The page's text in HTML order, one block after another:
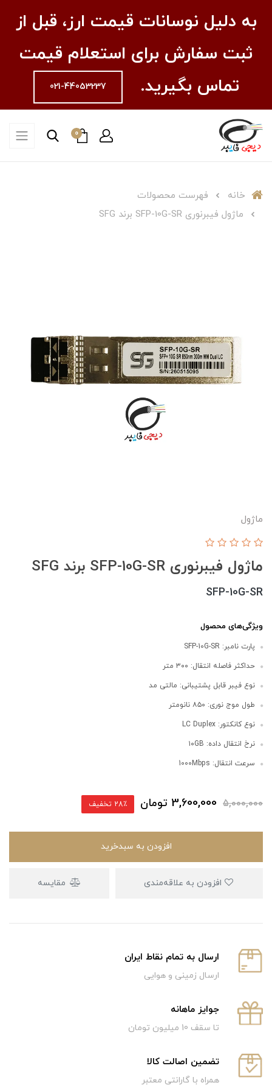
به دلیل نوسانات قیمت ارز، قبل از
ثبت سفارش برای استعلام قیمت
تماس بگیرید.
021-44053237
0
خانه
فهرست محصولات
ماژول فیبرنوری SFP-10G-SR برند SFG
ماژول
ماژول فیبرنوری SFP-10G-SR برند SFG
SFP-10G-SR
ویژگی‌های محصول
پارت نامبر: SFP-10G-SR
حداکثر فاصله انتقال: ۳۰۰ متر
نوع فیبر قابل پشتیبانی: مالتی مد
طول موج نوری: ۸۵۰ نانومتر
نوع کانکتور: LC Duplex
نرخ انتقال داده: ۱۰GB
سرعت انتقال: 1000Mbps
5,000,000
3,600,000 تومان 28٪ تخفیف
افزودن به سبدخرید
مقایسه
ارسال به تمام نقاط ایران
ارسال زمینی و هوایی
جوایز ماهانه
تا سقف 10 میلیون تومان
تضمین اصالت کالا
همراه با گارانتی معتبر